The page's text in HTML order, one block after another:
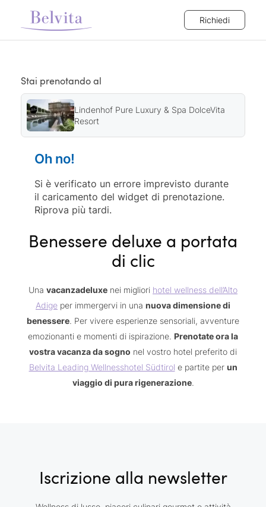
Richiedi
Stai prenotando al
Lindenhof Pure Luxury & Spa DolceVita
Resort
Oh no!
Si è verificato un errore imprevisto durante
il caricamento del widget di prenotazione.
Riprova più tardi.
Benessere deluxe a portata
di clic
Una vacanzadeluxe nei migliori hotel wellness dell’Alto
Adige per immergervi in una nuova dimensione di
benessere. Per vivere esperienze sensoriali, avventure
emozionanti e momenti di ispirazione. Prenotate ora la
vostra vacanza da sogno nel vostro hotel preferito di
Belvita Leading Wellnesshotel Südtirol e partite per un
viaggio di pura rigenerazione.
Iscrizione alla newsletter